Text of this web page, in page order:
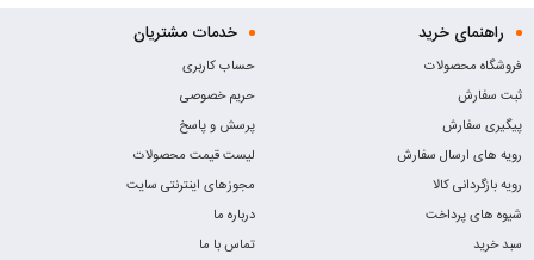
راهنمای خرید
فروشگاه محصولات
ثبت سفارش
پیگیری سفارش
رویه های ارسال سفارش
رویه بازگردانی کالا
شیوه های پرداخت
سبد خرید
خدمات مشتریان
حساب کاربری
حریم خصوصی
پرسش و پاسخ
لیست قیمت محصولات
مجوزهای اینترنتی سایت
درباره ما
تماس با ما